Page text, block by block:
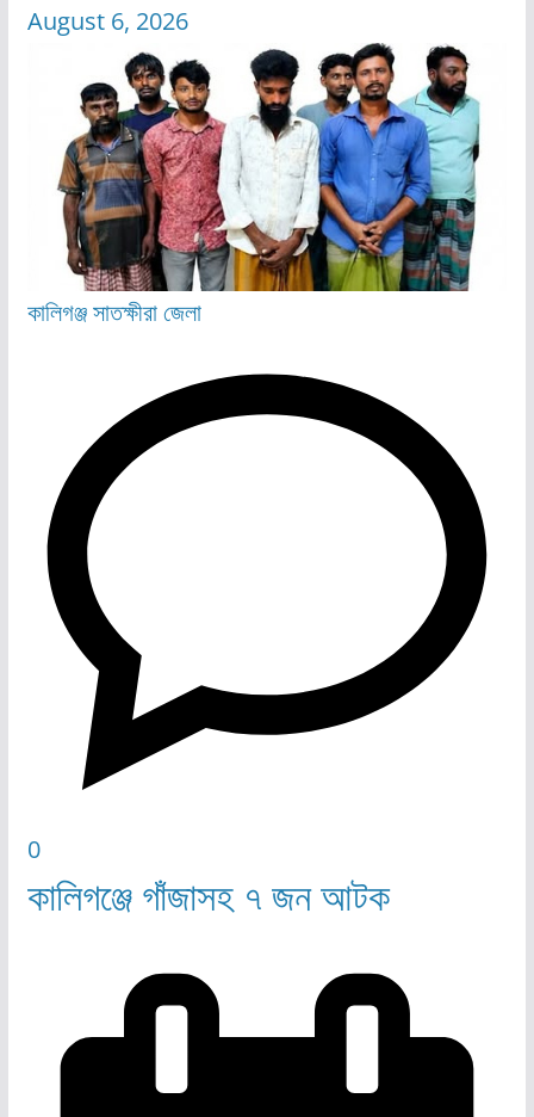
August 6, 2026
কালিগঞ্জসাতক্ষীরা জেলা
0
কালিগঞ্জে গাঁজাসহ ৭ জন আটক